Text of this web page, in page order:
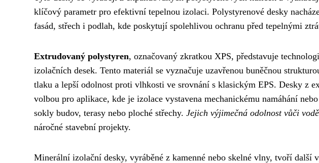
klíčový parametr pro efektivní tepelnou izolaci. Polystyrenové desky
fasád, střech i podlah, kde poskytují spolehlivou ochranu před tepelnými
Extrudovaný polystyren, označovaný zkratkou XPS, představuje
izolačních desek. Tento materiál se vyznačuje uzavřenou buněčnou
tlaku a lepší odolnost proti vlhkosti ve srovnání s klasickým EPS. Desky z
volbou pro aplikace, kde je izolace vystavena mechanickému namáhání
sokly budov, terasy nebo ploché střechy. Jejich výjimečná odolnost vůči vodě
náročné stavební projekty.
Minerální izolační desky, vyráběné z kamenné nebo skelné vlny, tvoří další